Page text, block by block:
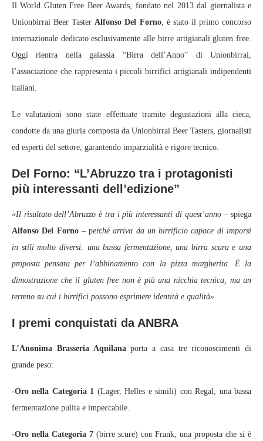
Il World Gluten Free Beer Awards, fondato nel 2013 dal giornalista e
Unionbirrai Beer Taster Alfonso Del Forno, è stato il primo concorso
internazionale dedicato esclusivamente alle birre artigianali gluten free.
Oggi rientra nella galassia “Birra dell’Anno” di Unionbirrai,
l’associazione che rappresenta i piccoli birrifici artigianali indipendenti
italiani.
Le valutazioni sono state effettuate tramite degustazioni alla cieca,
condotte da una giuria composta da Unionbirrai Beer Tasters, giornalisti
ed esperti del settore, garantendo imparzialità e rigore tecnico.
Del Forno: “L’Abruzzo tra i protagonisti
più interessanti dell’edizione”
«Il risultato dell’Abruzzo è tra i più interessanti di quest’anno– spiega
Alfonso Del Forno– perché arriva da un birrificio capace di imporsi
in stili molto diversi: una bassa fermentazione, una birra scura e una
proposta pensata per l’abbinamento con la pizza margherita. È la
dimostrazione che il gluten free non è più una nicchia tecnica, ma un
terreno su cui i birrifici possono esprimere identità e qualità».
I premi conquistati da ANBRA
L’Anonima Brasseria Aquilanaporta a casa tre riconoscimenti di
grande peso:
-Oro nella Categoria 1 (Lager, Helles e simili) con Regal, una bassa
fermentazione pulita e impeccabile.
-Oro nella Categoria 7(birre scure) con Frank, una proposta che si è